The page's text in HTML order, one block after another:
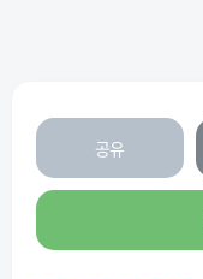
공유